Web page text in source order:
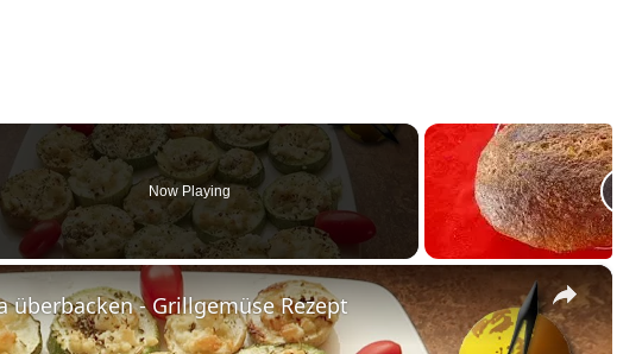
Now Playing
×
überbacken - Grillgemüse Rezept